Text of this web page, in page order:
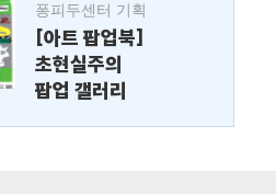
퐁피두센터 기획
[아트 팝업북]
초현실주의
팝업 갤러리